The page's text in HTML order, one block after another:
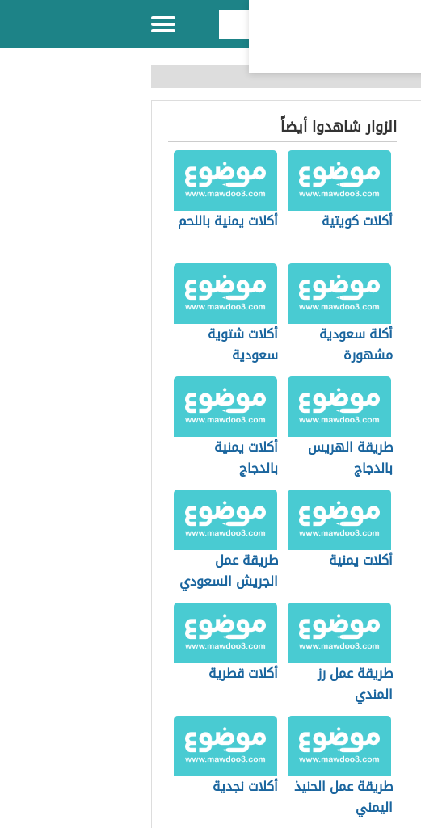
الزوار شاهدوا أيضاً
أكلات كويتية أكلات يمنية باللحم
أكلة سعودية
مشهورة
أكلات شتوية
سعودية
طريقة الهريس
بالدجاج
أكلات يمنية
بالدجاج
أكلات يمنية
طريقة عمل
الجريش السعودي
طريقة عمل رز
المندي
أكلات قطرية
طريقة عمل الحنيذ
اليمني
أكلات نجدية